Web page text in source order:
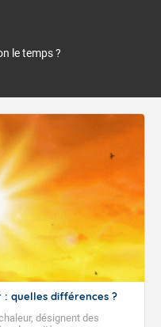
le temps ?
: quelles différences ?
désignent des